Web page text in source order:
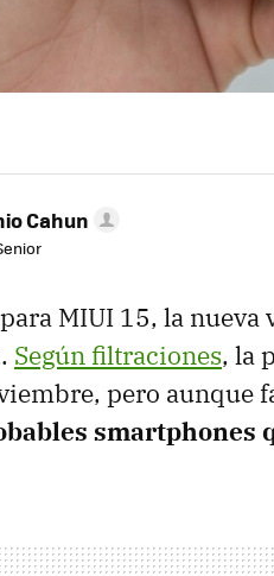
Cahun
MIUI 15, la nueva
Según filtraciones, la
pero aunque
smartphones